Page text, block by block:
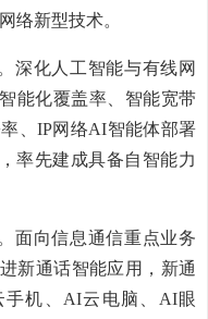
络新型技术。
。 深化人工智能与有线网
能化覆盖率、智能宽带
IP网络AI智能体部署
，率先建成具备自智能力
。 面向信息通信重点业务
新通话智能应用，新通
手机 AI云电脑、 AI眼